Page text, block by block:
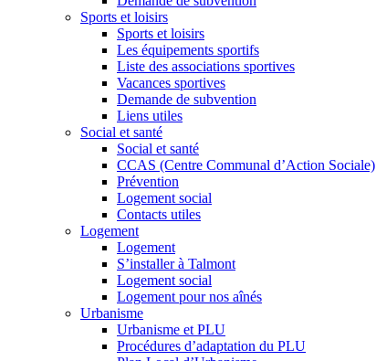
Sports et loisirs
Sports et loisirs
Les équipements sportifs
Liste des associations sportives
Vacances sportives
Demande de subvention
Liens utiles
Social et santé
Social et santé
CCAS (Centre Communal d’Action Sociale)
Prévention
Logement social
Contacts utiles
Logement
Logement
S’installer à Talmont
Logement social
Logement pour nos aînés
Urbanisme
Urbanisme et PLU
Procédures d’adaptation du PLU